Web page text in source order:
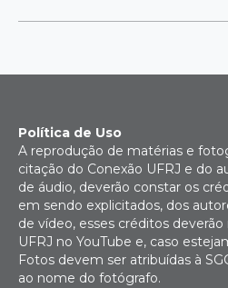
Política de Uso
A reprodução de matérias e
citação do Conexão UFRJ e do
de áudio, deverão constar os
em sendo explicitados, dos
de vídeo, esses créditos
UFRJ no YouTube e, caso
Fotos devem ser atribuídas à
ao nome do fotógrafo.